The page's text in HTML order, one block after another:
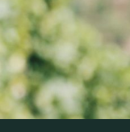
du velger under. Rør
gjennom vegg fra
del på utsiden.
på veggbraketter
valgt modell.
for selvbygde